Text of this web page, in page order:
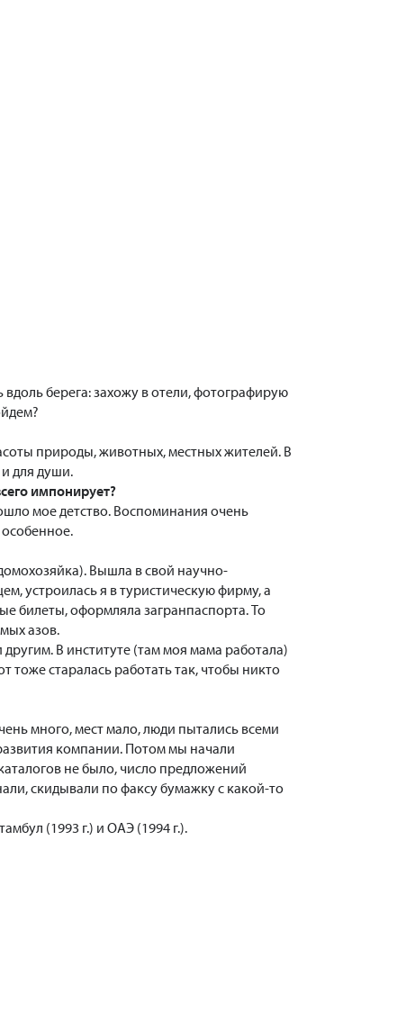
берега: захожу в отели, фотографирую
природы, животных, местных жителей. В
для души.
импонирует?
мое детство. Воспоминания очень
Вышла в свой научно-
устроилась я в туристическую фирму, а
билеты, оформляла загранпаспорта. То
азов.
В институте (там моя мама работала)
тоже старалась работать так, чтобы никто
много, мест мало, люди пытались всеми
компании. Потом мы начали
не было, число предложений
скидывали по факсу бумажку с какой-то
(1993 г.) и ОАЭ (1994 г.).